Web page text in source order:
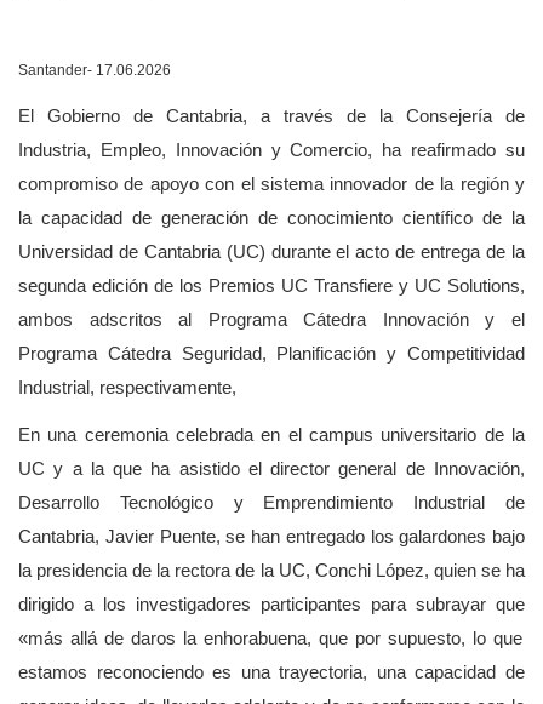
Santander- 17.06.2026
El Gobierno de Cantabria, a través de la Consejería de
Industria, Empleo, Innovación y Comercio, ha reafirmado su
compromiso de apoyo con el sistema innovador de la región y
la capacidad de generación de conocimiento científico de la
Universidad de Cantabria (UC) durante el acto de entrega de la
segunda edición de los Premios UC Transfiere y UC Solutions,
ambos adscritos al Programa Cátedra Innovación y el
Programa Cátedra Seguridad, Planificación y Competitividad
Industrial, respectivamente­,
En una ceremonia celebrada en el campus universitario de la
UC y a la que ha asistido el director general de Innovación,
Desarrollo Tecnológico y Emprendimiento Industrial de
Cantabria, Javier Puente, se han entregado los galardones bajo
la presidencia de la rectora de la UC, Conchi López, quien se ha
dirigido a los investigadores participantes para subrayar que
«más allá de daros la enhorabuena, que por supuesto, lo que
estamos reconociendo es una trayectoria, una capacidad de